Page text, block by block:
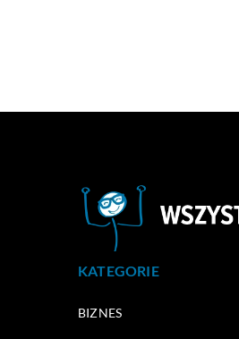
KATEGORIE
BIZNES